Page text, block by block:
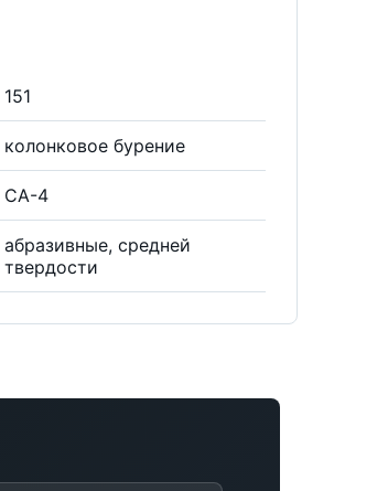
151
колонковое бурение
СА-4
абразивные, средней
твердости